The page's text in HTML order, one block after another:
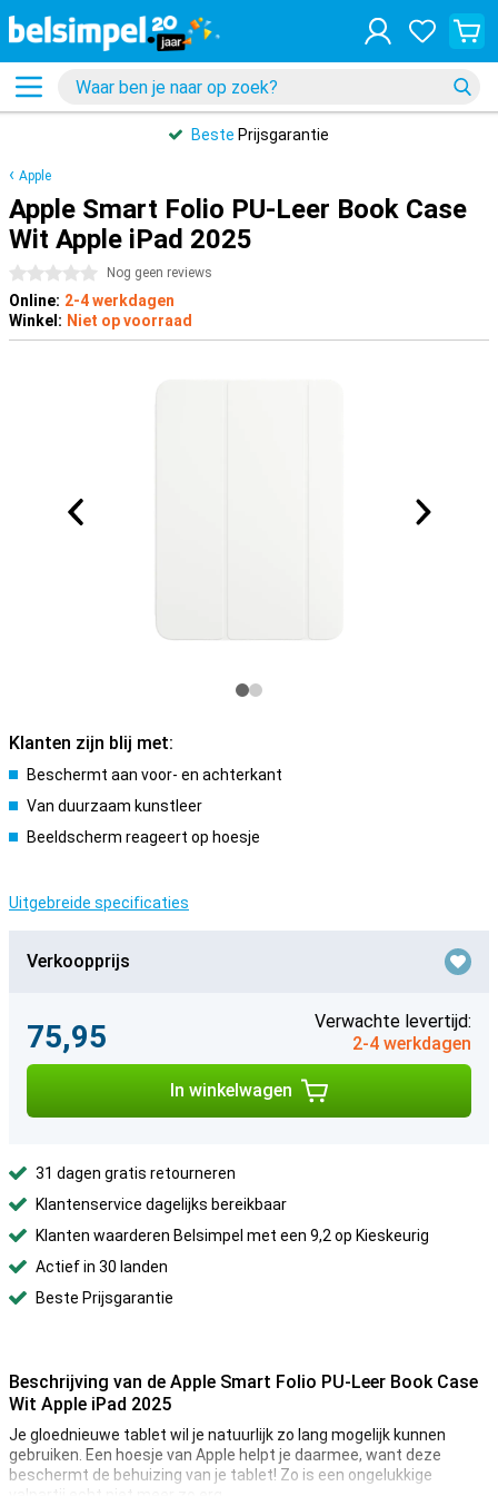
Beste Prijsgarantie
Apple
Apple Smart Folio PU-Leer Book Case
Wit Apple iPad 2025
0 sterren Nog geen reviews
Online: 2-4 werkdagen
Winkel: Niet op voorraad
Klanten zijn blij met:
Beschermt aan voor- en achterkant
Van duurzaam kunstleer
Beeldscherm reageert op hoesje
Uitgebreide specificaties
Verkoopprijs
75,95
Verwachte levertijd:
2-4 werkdagen
In winkelwagen
31 dagen gratis retourneren
Klantenservice dagelijks bereikbaar
Klanten waarderen Belsimpel met een 9,2 op Kieskeurig
Actief in 30 landen
Beste Prijsgarantie
Beschrijving van de Apple Smart Folio PU-Leer Book Case
Wit Apple iPad 2025
Je gloednieuwe tablet wil je natuurlijk zo lang mogelijk kunnen
gebruiken. Een hoesje van Apple helpt je daarmee, want deze
beschermt de behuizing van je tablet! Zo is een ongelukkige